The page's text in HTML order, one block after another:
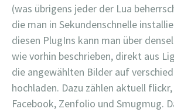
(was übrigens jeder der Lua
die man in Sekundenschnelle
diesen PlugIns kann man über
wie vorhin beschrieben, direkt aus
die angewählten Bilder auf
hochladen. Dazu zählen aktuell
Facebook, Zenfolio und Smugmug.